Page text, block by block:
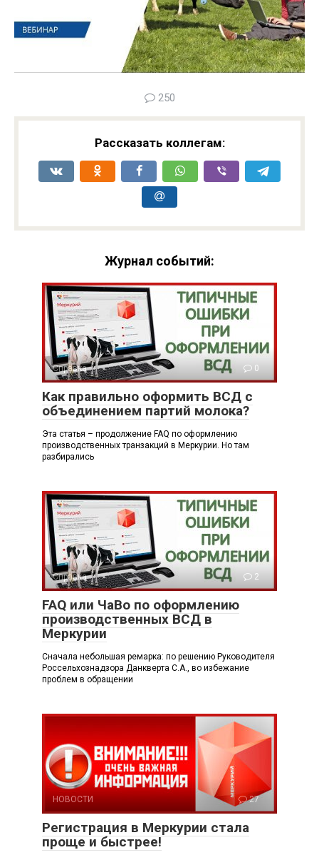
250
Рассказать коллегам:
Журнал событий:
Справка 0
Как правильно оформить ВСД с
объединением партий молока?
Эта статья – продолжение FAQ по оформлению
производственных транзакций в Меркурии. Но там
разбирались
Справка 2
FAQ или ЧаВо по оформлению
производственных ВСД в
Меркурии
Сначала небольшая ремарка: по решению Руководителя
Россельхознадзора Данкверта С.А., во избежание
проблем в обращении
НОВОСТИ 27
Регистрация в Меркурии стала
проще и быстрее!